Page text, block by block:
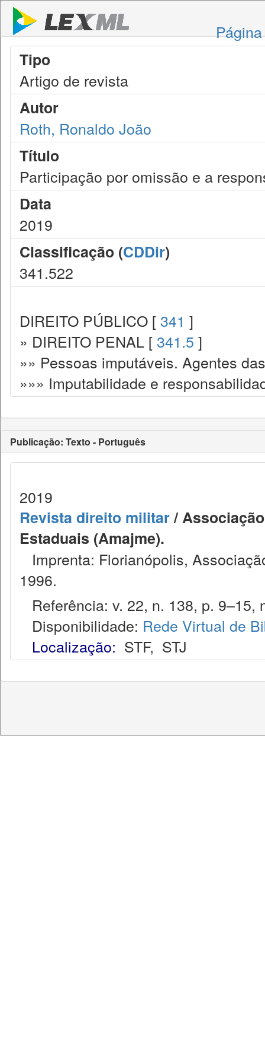
Tipo
Artigo de revista
Autor
Roth, Ronaldo João
Título
Participação por omissão e a
Data
2019
Classificação (CDDir)
341.522
DIREITO PÚBLICO [ 341 ]
» DIREITO PENAL [ 341.5 ]
»» Pessoas imputáveis. Agentes
»»» Imputabilidade e
Publicação: Texto - Português
2019
Revista direito militar/
Estaduais (Amajme).
Imprenta: Florianópolis,
1996.
Referência: v. 22, n. 138, p. 9–15,
Disponibilidade: Rede Virtual de
Localização: STF, STJ